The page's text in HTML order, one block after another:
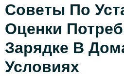
Советы По
Оценки
Зарядке В
Условиях